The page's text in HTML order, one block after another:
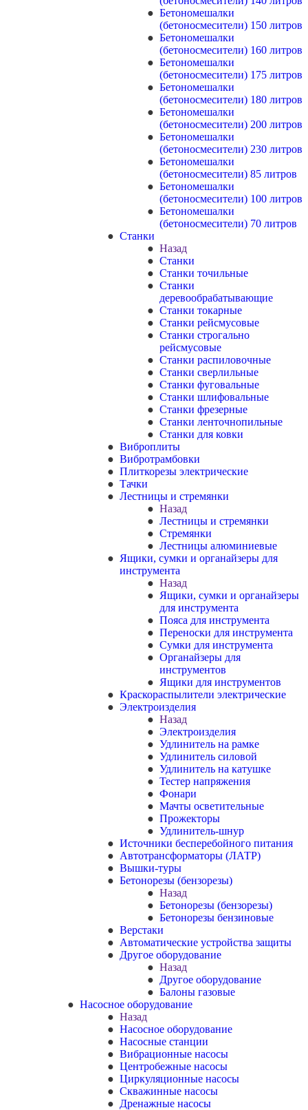
Бетономешалки
(бетоносмесители) 150 литров
Бетономешалки
(бетоносмесители) 160 литров
Бетономешалки
(бетоносмесители) 175 литров
Бетономешалки
(бетоносмесители) 180 литров
Бетономешалки
(бетоносмесители) 200 литров
Бетономешалки
(бетоносмесители) 230 литров
Бетономешалки
(бетоносмесители) 85 литров
Бетономешалки
(бетоносмесители) 100 литров
Бетономешалки
(бетоносмесители) 70 литров
Станки
Назад
Станки
Станки точильные
Станки
деревообрабатывающие
Станки токарные
Станки рейсмусовые
Станки строгально
рейсмусовые
Станки распиловочные
Станки сверлильные
Станки фуговальные
Станки шлифовальные
Станки фрезерные
Станки ленточнопильные
Станки для ковки
Виброплиты
Вибротрамбовки
Плиткорезы электрические
Тачки
Лестницы и стремянки
Назад
Лестницы и стремянки
Стремянки
Лестницы алюминиевые
Ящики, сумки и органайзеры для
инструмента
Назад
Ящики, сумки и органайзеры
для инструмента
Пояса для инструмента
Переноски для инструмента
Сумки для инструмента
Органайзеры для
инструментов
Ящики для инструментов
Краскораспылители электрические
Электроизделия
Назад
Электроизделия
Удлинитель на рамке
Удлинитель силовой
Удлинитель на катушке
Тестер напряжения
Фонари
Мачты осветительные
Прожекторы
Удлинитель-шнур
Источники бесперебойного питания
Автотрансформаторы (ЛАТР)
Вышки-туры
Бетонорезы (бензорезы)
Назад
Бетонорезы (бензорезы)
Бетонорезы бензиновые
Верстаки
Автоматические устройства защиты
Другое оборудование
Назад
Другое оборудование
Балоны газовые
Насосное оборудование
Назад
Насосное оборудование
Насосные станции
Вибрационные насосы
Центробежные насосы
Циркуляционные насосы
Скважинные насосы
Дренажные насосы